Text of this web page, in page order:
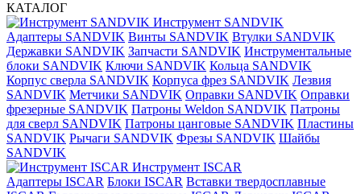
КАТАЛОГ
Инструмент SANDVIK
Адаптеры SANDVIK Винты SANDVIK Втулки SANDVIK
Державки SANDVIK Запчасти SANDVIK Инструментальные
блоки SANDVIK Ключи SANDVIK Кольца SANDVIK
Корпус сверла SANDVIK Корпуса фрез SANDVIK Лезвия
SANDVIK Метчики SANDVIK Оправки SANDVIK Оправки
фрезерные SANDVIK Патроны Weldon SANDVIK Патроны
для сверл SANDVIK Патроны цанговые SANDVIK Пластины
SANDVIK Рычаги SANDVIK Фрезы SANDVIK Шайбы
SANDVIK
Инструмент ISCAR
Адаптеры ISCAR Блоки ISCAR Вставки твердосплавные